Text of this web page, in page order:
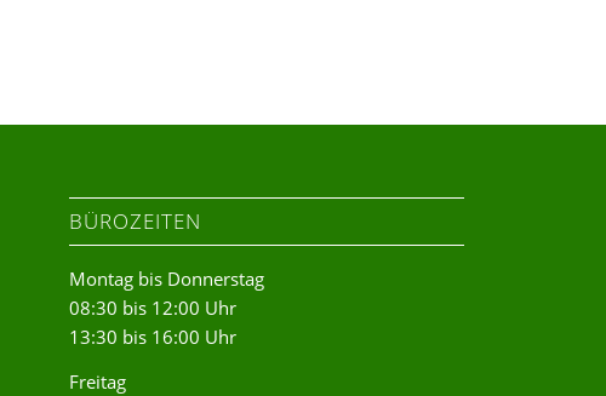
BÜROZEITEN
Montag bis Donnerstag
08:30 bis 12:00 Uhr
13:30 bis 16:00 Uhr
Freitag